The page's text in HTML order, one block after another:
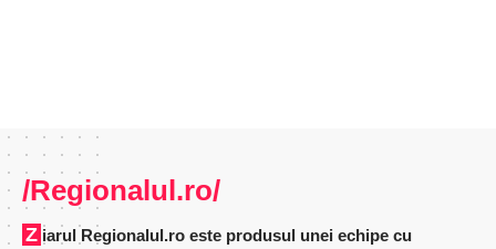
/Regionalul.ro/
Ziarul Regionalul.ro este produsul unei echipe cu